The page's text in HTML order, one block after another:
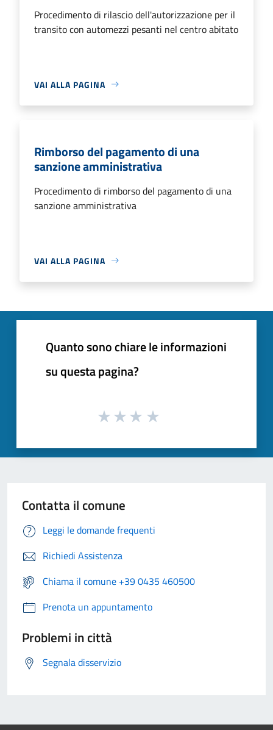
Procedimento di rilascio dell'autorizzazione per il
transito con automezzi pesanti nel centro abitato
VAI ALLA PAGINA
Rimborso del pagamento di una
sanzione amministrativa
Procedimento di rimborso del pagamento di una
sanzione amministrativa
VAI ALLA PAGINA
Quanto sono chiare le informazioni
su questa pagina?
Contatta il comune
Leggi le domande frequenti
Richiedi Assistenza
Chiama il comune +39 0435 460500
Prenota un appuntamento
Problemi in città
Segnala disservizio